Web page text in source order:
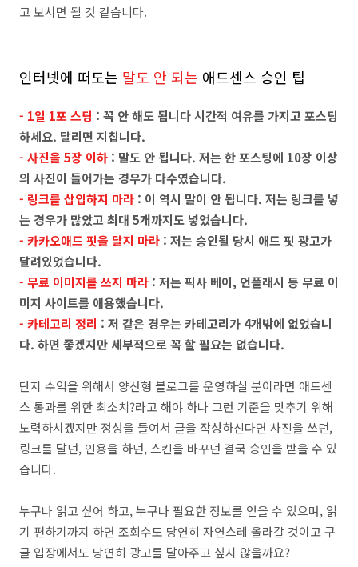
고 보시면 될 것 같습니다.
인터넷에 떠도는 말도 안 되는 애드센스 승인 팁
- 1일 1포 스팅 : 꼭 안 해도 됩니다 시간적 여유를 가지고 포스팅
하세요. 달리면 지칩니다.
- 사진을 5장 이하 : 말도 안 됩니다. 저는 한 포스팅에 10장 이상
의 사진이 들어가는 경우가 다수였습니다.
- 링크를 삽입하지 마라 : 이 역시 말이 안 됩니다. 저는 링크를 넣
는 경우가 많았고 최대 5개까지도 넣었습니다.
- 카카오애드 핏을 달지 마라 : 저는 승인될 당시 애드 핏 광고가
달려있었습니다.
- 무료 이미지를 쓰지 마라 : 저는 픽사 베이, 언플래시 등 무료 이
미지 사이트를 애용했습니다.
- 카테고리 정리 : 저 같은 경우는 카테고리가 4개밖에 없었습니
다. 하면 좋겠지만 세부적으로 꼭 할 필요는 없습니다.
단지 수익을 위해서 양산형 블로그를 운영하실 분이라면 애드센
스 통과를 위한 최소치?라고 해야 하나 그런 기준을 맞추기 위해
노력하시겠지만 정성을 들여서 글을 작성하신다면 사진을 쓰던,
링크를 달던, 인용을 하던, 스킨을 바꾸던 결국 승인을 받을 수 있
습니다.
누구나 읽고 싶어 하고, 누구나 필요한 정보를 얻을 수 있으며, 읽
기 편하기까지 하면 조회수도 당연히 자연스레 올라갈 것이고 구
글 입장에서도 당연히 광고를 달아주고 싶지 않을까요?